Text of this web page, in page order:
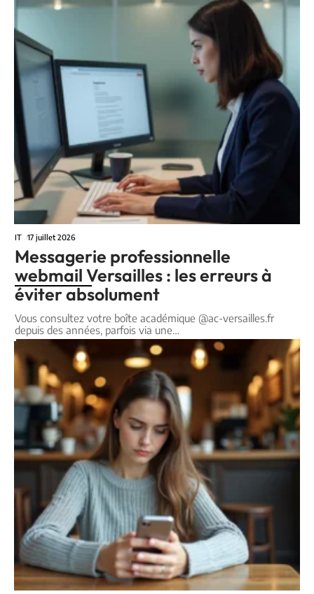
IT 17 juillet 2026
Messagerie professionnelle
webmail Versailles : les erreurs à
éviter absolument
Vous consultez votre boîte académique @ac-versailles.fr
depuis des années, parfois via une…